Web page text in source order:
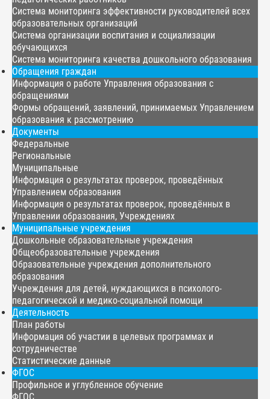
Система мониторинга эффективности руководителей всех
образовательных организаций
Система организации воспитания и социализации
обучающихся
Система мониторинга качества дошкольного образования
Обращения граждан
Информация о работе Управления образования с
обращениями
Формы обращений, заявлений, принимаемых Управлением
образования к рассмотрению
Документы
Федеральные
Региональные
Муниципальные
Информация о результатах проверок, проведённых
Управлением образования
Информация о результатах проверок, проведённых в
Управлении образования, Учреждениях
Муниципальные учреждения
Дошкольные образовательные учреждения
Общеобразовательные учреждения
Образовательные учреждения дополнительного
образования
Учреждения для детей, нуждающихся в психолого-
педагогической и медико-социальной помощи
Деятельность
План работы
Информация об участии в целевых программах и
сотрудничестве
Статистические данные
ФГОС
Профильное и углубленное обучение